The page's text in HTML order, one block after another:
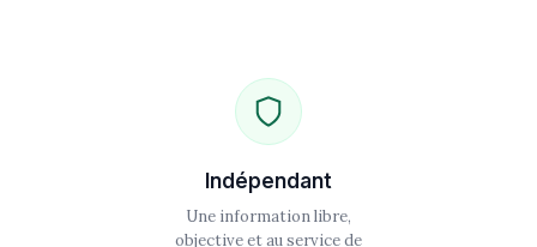
Indépendant
Une information libre,
objective et au service de